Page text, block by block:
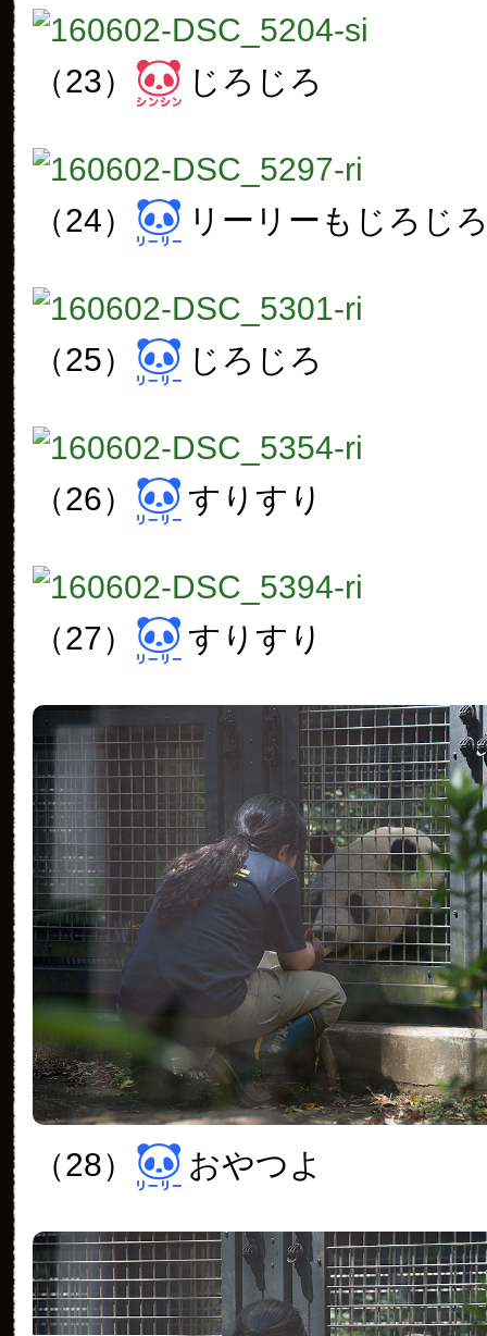
（23） じろじろ
（24） リーリーもじろじ
（25） じろじろ
（26） すりすり
（27） すりすり
（28） おやつよ